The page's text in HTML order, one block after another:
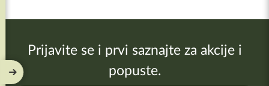
Prijavite se i prvi saznajte za akcije i
popuste.